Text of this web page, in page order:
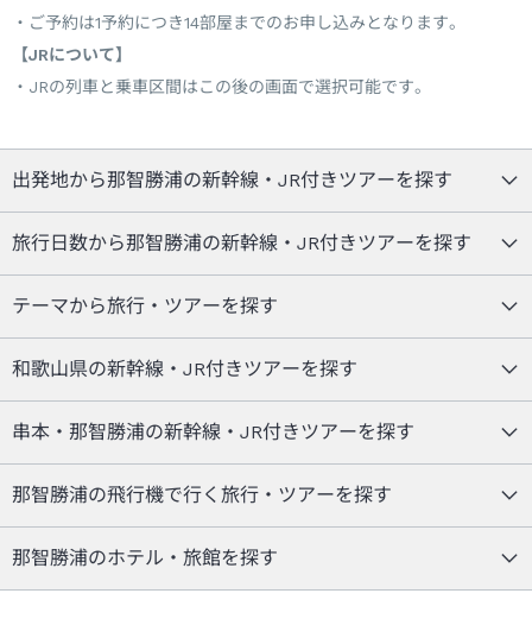
ご予約は1予約につき14部屋までのお申し込みとなります。
【JRについて】
JRの列車と乗車区間はこの後の画面で選択可能です。
出発地から那智勝浦の新幹線・JR付きツアーを探す
旅行日数から那智勝浦の新幹線・JR付きツアーを探す
テーマから旅行・ツアーを探す
和歌山県の新幹線・JR付きツアーを探す
串本・那智勝浦の新幹線・JR付きツアーを探す
那智勝浦の飛行機で行く旅行・ツアーを探す
那智勝浦のホテル・旅館を探す